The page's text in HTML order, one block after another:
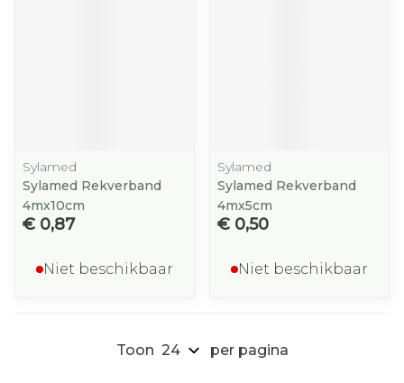
Sylamed
Sylamed Rekverband
4mx10cm
€ 0,87
Niet beschikbaar
Sylamed
Sylamed Rekverband
4mx5cm
€ 0,50
Niet beschikbaar
Toon per pagina